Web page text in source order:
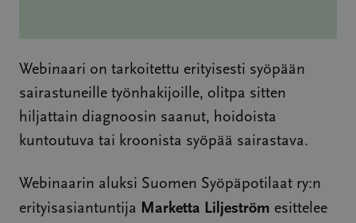
Webinaari on tarkoitettu erityisesti syöpään
sairastuneille työnhakijoille, olitpa sitten
hiljattain diagnoosin saanut, hoidoista
kuntoutuva tai kroonista syöpää sairastava.
Webinaarin aluksi Suomen Syöpäpotilaat ry:n
erityisasiantuntija Marketta Liljeström esittelee